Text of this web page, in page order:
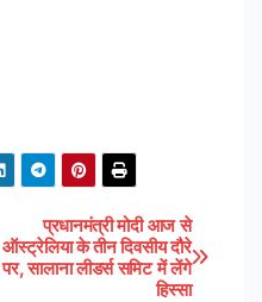
प्रधानमंत्री मोदी आज से
ऑस्ट्रेलिया के तीन दिवसीय दौरे
पर, सालाना लीडर्स समिट में लेंगे
हिस्सा